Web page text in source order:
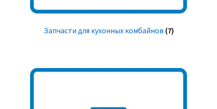
Запчасти для кухонных комбайнов (7)